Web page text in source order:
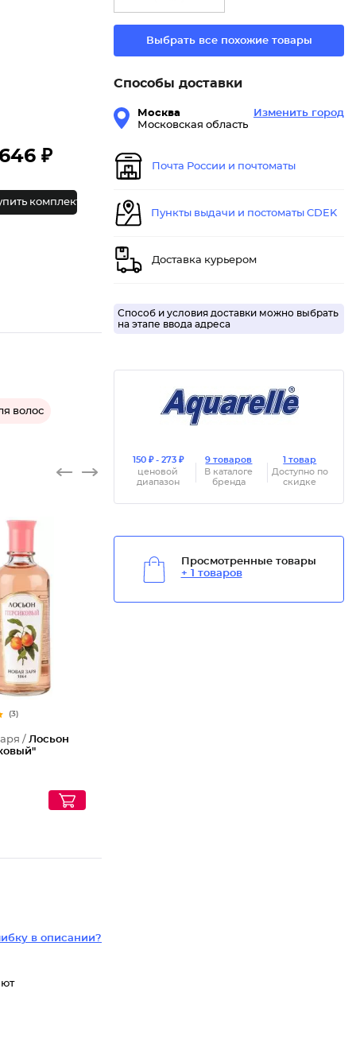
646 ₽
комплект
волос
(3)
/Лосьон
в описании?
Выбрать все похожие товары
Способы доставки
Москва
Московская область
Изменить город
Почта России и почтоматы
Пункты выдачи и постоматы CDEK
Доставка курьером
Способ и условия доставки можно выбрать
на этапе ввода адреса
150 ₽ - 273 ₽
ценовой
диапазон
9 товаров
В каталоге
бренда
1 товар
Доступно по
скидке
Просмотренные товары
+ 1 товаров